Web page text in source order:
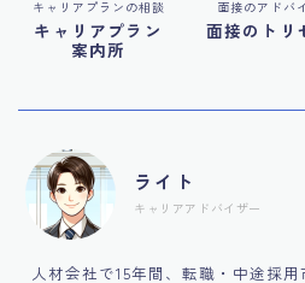
キャリアプランの相談
キャリアプラン
案内所
面接のアドバ
面接のトリ
ライト
キャリアアドバイザー
人材会社で15年間、転職・中途採